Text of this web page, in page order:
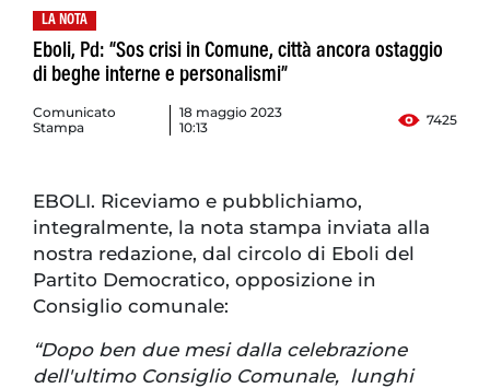
LA NOTA
Eboli, Pd: “Sos crisi in Comune, città ancora ostaggio
di beghe interne e personalismi”
Comunicato
Stampa
18 maggio 2023
10:13
7425
EBOLI. Riceviamo e pubblichiamo,
integralmente, la nota stampa inviata alla
nostra redazione, dal circolo di Eboli del
Partito Democratico, opposizione in
Consiglio comunale:
“Dopo ben due mesi dalla celebrazione
dell'ultimo Consiglio Comunale, lunghi